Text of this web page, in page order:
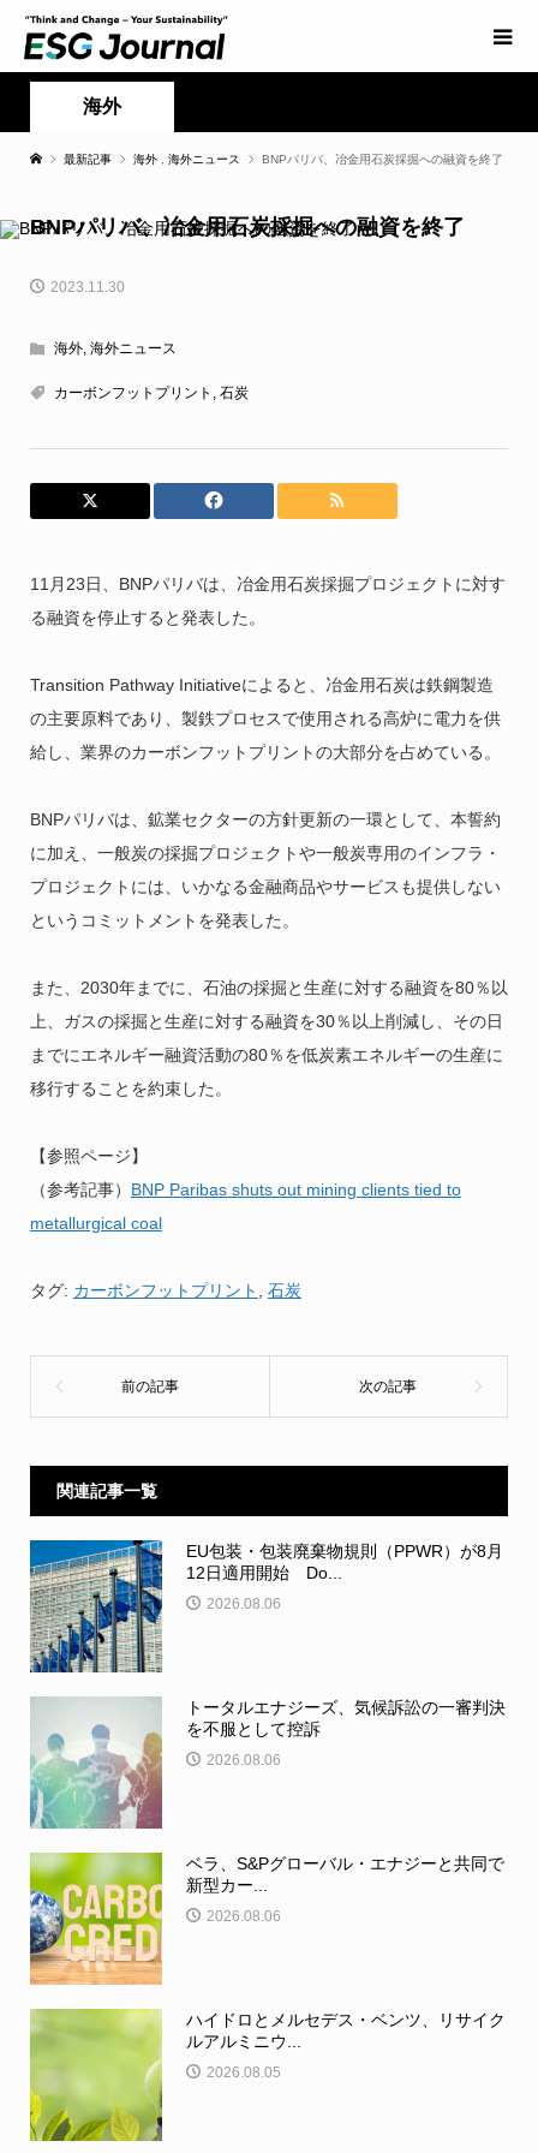
海外
最新記事 海外 海外ニュース BNPパリバ、冶金用石炭採掘への融資を終了
BNPパリバ、冶金用石炭採掘への融資を終了
2023.11.30
海外, 海外ニュース
カーボンフットプリント , 石炭
11月23日、BNPパリバは、冶金用石炭採掘プロジェクトに対す
る融資を停止すると発表した。
Transition Pathway Initiativeによると、冶金用石炭は鉄鋼製造
の主要原料であり、製鉄プロセスで使用される高炉に電力を供
給し、業界のカーボンフットプリントの大部分を占めている。
BNPパリバは、鉱業セクターの方針更新の一環として、本誓約
に加え、一般炭の採掘プロジェクトや一般炭専用のインフラ・
プロジェクトには、いかなる金融商品やサービスも提供しない
というコミットメントを発表した。
また、2030年までに、石油の採掘と生産に対する融資を80％以
上、ガスの採掘と生産に対する融資を30％以上削減し、その日
までにエネルギー融資活動の80％を低炭素エネルギーの生産に
移行することを約束した。
【参照ページ】
（参考記事） BNP Paribas shuts out mining clients tied to
metallurgical coal
タグ: カーボンフットプリント 石炭
関連記事一覧
EU包装・包装廃棄物規則（PPWR）が8月
12日適用開始 Do...
2026.08.06
トータルエナジーズ、気候訴訟の一審判決
を不服として控訴
2026.08.06
ベラ、S&Pグローバル・エナジーと共同で
新型カー...
2026.08.06
ハイドロとメルセデス・ベンツ、リサイク
ルアルミニウ...
2026.08.05